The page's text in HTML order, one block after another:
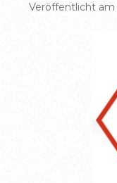
Veröffentlicht am